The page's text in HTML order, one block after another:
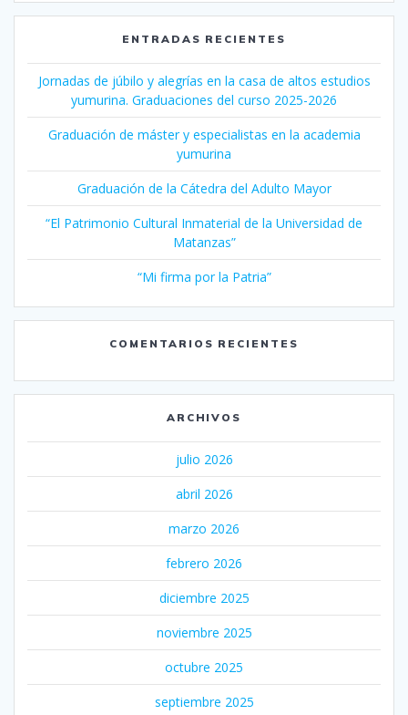
ENTRADAS RECIENTES
Jornadas de júbilo y alegrías en la casa de altos estudios
yumurina. Graduaciones del curso 2025-2026
Graduación de máster y especialistas en la academia
yumurina
Graduación de la Cátedra del Adulto Mayor
“El Patrimonio Cultural Inmaterial de la Universidad de
Matanzas”
“Mi firma por la Patria”
COMENTARIOS RECIENTES
ARCHIVOS
julio 2026
abril 2026
marzo 2026
febrero 2026
diciembre 2025
noviembre 2025
octubre 2025
septiembre 2025